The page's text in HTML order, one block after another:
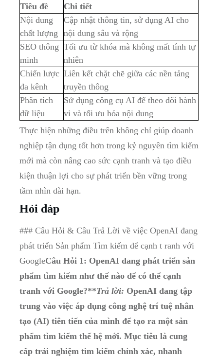
Tiêu đề
Chi tiết
Nội dung
chất lượng
Cập nhật thông tin, sử dụng AI cho
nội dung sâu và rộng
SEO thông
minh
Tối ưu từ khóa mà không mất tính tự
nhiên
Chiến lược
đa kênh
Liên kết chặt chẽ giữa các nền tảng
truyền thông
Phân tích
dữ liệu
Sử dụng công cụ AI để theo dõi hành
vi và tối ưu hóa nội dung
Thực hiện những điều trên không chỉ giúp doanh
nghiệp tận dụng tốt hơn trong kỷ nguyên tìm kiếm
mới mà còn nâng cao sức cạnh tranh và tạo điều
kiện thuận lợi cho sự phát triển bền vững trong
tầm nhìn dài hạn.
Hỏi đáp
### Câu Hỏi & Câu Trả Lời về việc OpenAI đang
phát triển Sản phẩm Tìm kiếm để cạnh t ranh với
GoogleCâu Hỏi 1: OpenAI đang phát triển sản
phẩm tìm kiếm như thế nào để có thể cạnh
tranh với Google?**Trả lời: OpenAI đang tập
trung vào việc áp dụng công nghệ trí tuệ nhân
tạo (AI) tiên tiến của mình để tạo ra một sản
phẩm tìm kiếm thế hệ mới. Mục tiêu là cung
cấp trải nghiệm tìm kiếm chính xác, nhanh